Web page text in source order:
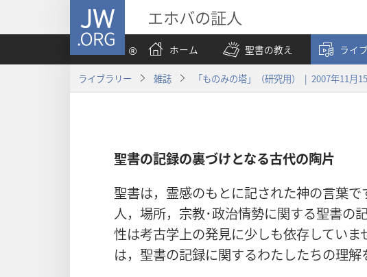
JW.ORG エホバの証人
ホーム
聖書の教え ライ
ライブラリー 雑誌 「ものみの塔」（研究用） | 2007年11月
聖書の記録の裏づけとなる古代の陶片
聖書は，霊感のもとに記された神の言葉で
人，場所，宗教･政治情勢に関する聖書の
性は考古学上の発見に少しも依存してい
は，聖書の記録に関するわたしたちの理解